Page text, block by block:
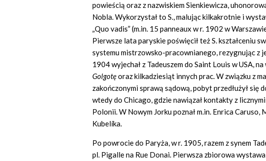
powieścią oraz z nazwiskiem Sienkiewicza,
Nobla. Wykorzystał to S., malując kilkakrotnie i
„Quo vadis” (m.in. 15 panneaux w r. 1902 w
Pierwsze lata paryskie poświęcił też S. kształceniu
systemu mistrzowsko-pracownianego, rezygnując z
1904 wyjechał z Tadeuszem do Saint Louis w USA,
Golgotęoraz kilkadziesiąt innych prac. W związku z
zakończonymi sprawą sądową, pobyt przedłużył się
wtedy do Chicago, gdzie nawiązał kontakty z
Polonii. W Nowym Jorku poznał m.in. Enrica Caruso,
Kubelíka.
Po powrocie do Paryża, w r. 1905, razem z synem
pl. Pigalle na Rue Donai. Pierwsza zbiorowa